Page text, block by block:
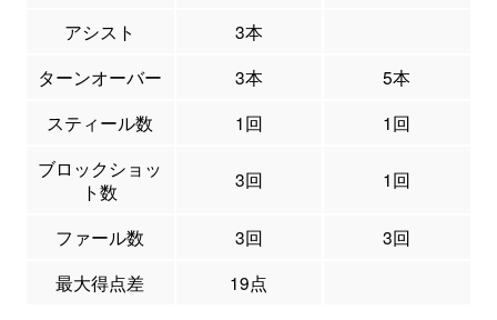
アシスト
3本
ターンオーバー
3本
5本
スティール数
1回
1回
ブロックショッ
ト数
3回 1回
ファール数 3回
3回
最大得点差
19点